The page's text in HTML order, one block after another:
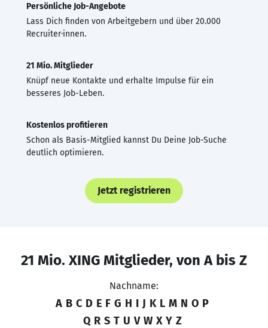
Persönliche Job-Angebote
Lass Dich finden von Arbeitgebern und über 20.000
Recruiter·innen.
21 Mio. Mitglieder
Knüpf neue Kontakte und erhalte Impulse für ein
besseres Job-Leben.
Kostenlos profitieren
Schon als Basis-Mitglied kannst Du Deine Job-Suche
deutlich optimieren.
Jetzt registrieren
21 Mio. XING Mitglieder, von A bis Z
Nachname:
A B C D E F G H I J K L M N O P
Q R S T U V W X Y Z